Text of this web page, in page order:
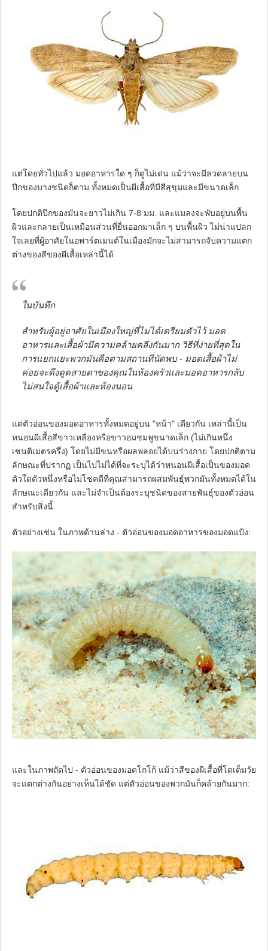
แต่โดยทั่วไปแล้ว มอดอาหารใด ๆ ก็ดูไม่เด่น แม้ว่าจะมีลวดลายบน
ปีกของบางชนิดก็ตาม ทั้งหมดเป็นผีเสื้อที่มีสีสุขุมและมีขนาดเล็ก
โดยปกติปีกของมันจะยาวไม่เกิน 7-8 มม. และแมลงจะพับอยู่บนพื้น
ผิวและกลายเป็นเหมือนส่วนที่ยื่นออกมาเล็ก ๆ บนพื้นผิว ไม่น่าแปลก
ใจเลยที่ผู้อาศัยในอพาร์ตเมนต์ในเมืองมักจะไม่สามารถจับความแตก
ต่างของสีของผีเสื้อเหล่านี้ได้
ในบันทึก
สำหรับผู้อยู่อาศัยในเมืองใหญ่ที่ไม่ได้เตรียมตัวไว้ มอด
อาหารและเสื้อผ้ามีความคล้ายคลึงกันมาก วิธีที่ง่ายที่สุดใน
การแยกแยะพวกมันคือตามสถานที่นัดพบ - มอดเสื้อผ้าไม่
ค่อยจะดึงดูดสายตาของคุณในห้องครัวและมอดอาหารกลับ
ไม่สนใจตู้เสื้อผ้าและห้องนอน
แต่ตัวอ่อนของมอดอาหารทั้งหมดอยู่บน "หน้า" เดียวกัน เหล่านี้เป็น
หนอนผีเสื้อสีขาวเหลืองหรือขาวอมชมพูขนาดเล็ก (ไม่เกินหนึ่ง
เซนติเมตรครึ่ง) โดยไม่มีขนหรือผลพลอยได้บนร่างกาย โดยปกติตาม
ลักษณะที่ปรากฏ เป็นไปไม่ได้ที่จะระบุได้ว่าหนอนผีเสื้อเป็นของมอด
ตัวใดตัวหนึ่งหรือไม่โชคดีที่คุณสามารถผสมพันธุ์พวกมันทั้งหมดได้ใน
ลักษณะเดียวกัน และไม่จำเป็นต้องระบุชนิดของสายพันธุ์ของตัวอ่อน
สำหรับสิ่งนี้
ตัวอย่างเช่น ในภาพด้านล่าง - ตัวอ่อนของมอดอาหารของมอดแป้ง:
และในภาพถัดไป - ตัวอ่อนของมอดโกโก้ แม้ว่าสีของผีเสื้อที่โตเต็มวัย
จะแตกต่างกันอย่างเห็นได้ชัด แต่ตัวอ่อนของพวกมันก็คล้ายกันมาก: